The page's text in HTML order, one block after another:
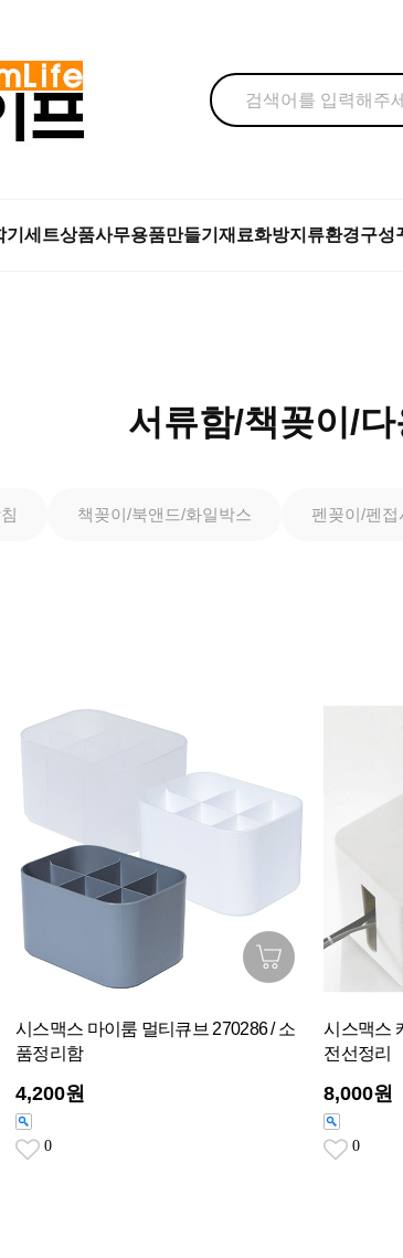
기세트상품사무용품만들기재료화방지류환경구성
서류함/책꽂이/
책꽂이/북앤드/화일박스 펜꽂이/펜접
시스맥스 마이룸 멀티큐브 270286 / 소
품정리함
4,200원
0
시스맥스
전선정리
8,000원
0